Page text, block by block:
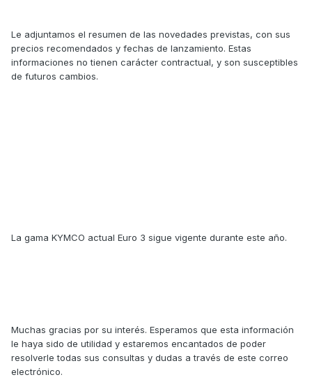
Le adjuntamos el resumen de las novedades previstas, con sus
precios recomendados y fechas de lanzamiento. Estas
informaciones no tienen carácter contractual, y son susceptibles
de futuros cambios.
La gama KYMCO actual Euro 3 sigue vigente durante este año.
Muchas gracias por su interés. Esperamos que esta información
le haya sido de utilidad y estaremos encantados de poder
resolverle todas sus consultas y dudas a través de este correo
electrónico.